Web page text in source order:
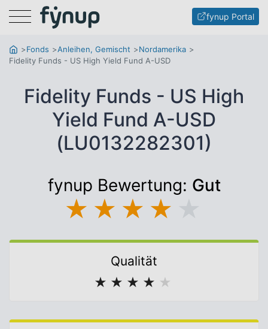
Menu fynup Portal
Fonds Anleihen, Gemischt
Nordamerika
Fidelity Funds - US High Yield Fund A-USD
Fidelity Funds - US High
Yield Fund A-USD
(LU0132282301)
fynup Bewertung: Gut
★ ★ ★ ★
Qualität
★ ★ ★ ★ ★